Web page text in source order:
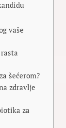
vaše
šećerom?
zdravlje
za